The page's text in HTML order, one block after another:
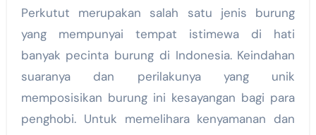
Perkutut merupakan salah satu jenis burung
yang mempunyai tempat istimewa di hati
banyak pecinta burung di Indonesia. Keindahan
suaranya dan perilakunya yang unik
memposisikan burung ini kesayangan bagi para
penghobi. Untuk memelihara kenyamanan dan